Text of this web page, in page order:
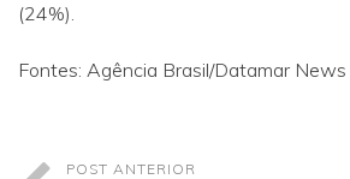
(24%).
Fontes: Agência Brasil/Datamar News
POST ANTERIOR